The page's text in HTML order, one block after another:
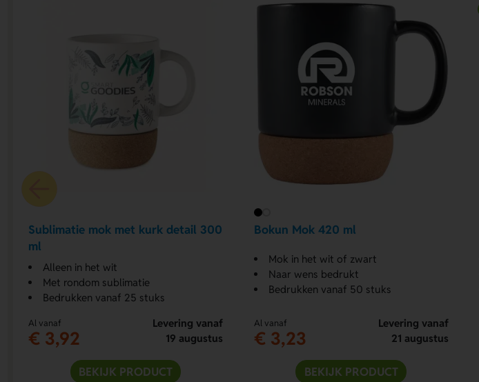
Sublimatie mok met kurk detail 300
ml
Alleen in het wit
Met rondom sublimatie
Bedrukken vanaf 25 stuks
Al vanaf
€ 3,92
Levering vanaf
19 augustus
BEKIJK PRODUCT
Bokun Mok 420 ml
Mok in het wit of zwart
Naar wens bedrukt
Bedrukken vanaf 50 stuks
Al vanaf
€ 3,23
Levering vanaf
21 augustus
BEKIJK PRODUCT